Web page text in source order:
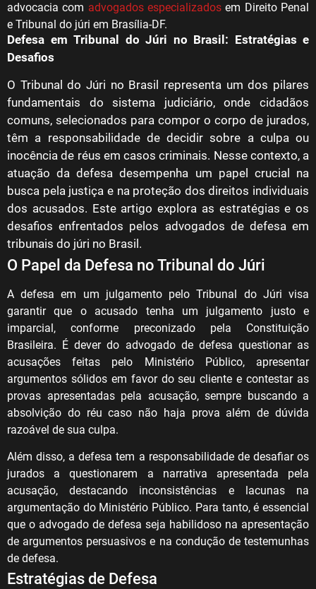
advocacia com advogados especializados em Direito Penal
e Tribunal do júri em Brasília-DF.
Defesa em Tribunal do Júri no Brasil: Estratégias e
Desafios
O Tribunal do Júri no Brasil representa um dos pilares
fundamentais do sistema judiciário, onde cidadãos
comuns, selecionados para compor o corpo de jurados,
têm a responsabilidade de decidir sobre a culpa ou
inocência de réus em casos criminais. Nesse contexto, a
atuação da defesa desempenha um papel crucial na
busca pela justiça e na proteção dos direitos individuais
dos acusados. Este artigo explora as estratégias e os
desafios enfrentados pelos advogados de defesa em
tribunais do júri no Brasil.
O Papel da Defesa no Tribunal do Júri
A defesa em um julgamento pelo Tribunal do Júri visa
garantir que o acusado tenha um julgamento justo e
imparcial, conforme preconizado pela Constituição
Brasileira. É dever do advogado de defesa questionar as
acusações feitas pelo Ministério Público, apresentar
argumentos sólidos em favor do seu cliente e contestar as
provas apresentadas pela acusação, sempre buscando a
absolvição do réu caso não haja prova além de dúvida
razoável de sua culpa.
Além disso, a defesa tem a responsabilidade de desafiar os
jurados a questionarem a narrativa apresentada pela
acusação, destacando inconsistências e lacunas na
argumentação do Ministério Público. Para tanto, é essencial
que o advogado de defesa seja habilidoso na apresentação
de argumentos persuasivos e na condução de testemunhas
de defesa.
Estratégias de Defesa